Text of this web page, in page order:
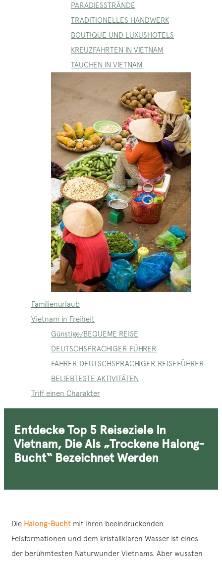
PARADIESSTRÄNDE
TRADITIONELLES HANDWERK
BOUTIQUE UND LUXUSHOTELS
KREUZFAHRTEN IN VIETNAM
TAUCHEN IN VIETNAM
Familienurlaub
Vietnam in Freiheit
Günstige/BEQUEME REISE
DEUTSCHSPRACHIGER FÜHRER
FAHRER DEUTSCHSPRACHIGER REISEFÜHRER
BELIEBTESTE AKTIVITÄTEN
Triff einen Charakter
Entdecke Top 5 Reiseziele In
Vietnam, Die Als „Trockene Halong-
Bucht“ Bezeichnet Werden
Die Halong-Bucht mit ihren beeindruckenden
Felsformationen und dem kristallklaren Wasser ist eines
der berühmtesten Naturwunder Vietnams. Aber wussten